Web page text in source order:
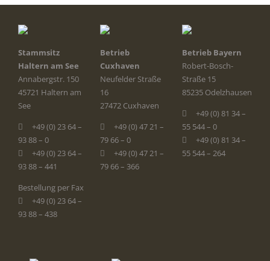
Stammsitz
Haltern am See
Annabergstr. 150
45721 Haltern am
See
+49 (0) 23 64 –
93 88 – 0
+49 (0) 23 64 –
93 88 – 441
Bestellung per Fax
+49 (0) 23 64 –
93 88 – 438
Betrieb
Cuxhaven
Neufelder Straße
16
27472 Cuxhaven
+49 (0) 47 21 –
79 66 – 0
+49 (0) 47 21 –
79 66 – 366
Betrieb Bayern
Robert-Bosch-
Straße 15
85235 Odelzhausen
+49 (0) 81 34 –
55 544 – 0
+49 (0) 81 34 –
55 544 – 264